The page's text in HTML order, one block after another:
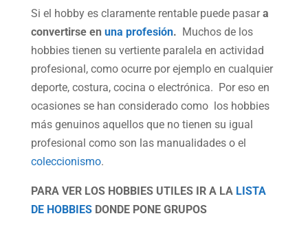
Si el hobby es claramente rentable puede pasara
convertirse en una profesión. Muchos de los
hobbies tienen su vertiente paralela en actividad
profesional, como ocurre por ejemplo en cualquier
deporte, costura, cocina o electrónica. Por eso en
ocasiones se han considerado como los hobbies
más genuinos aquellos que no tienen su igual
profesional como son las manualidades o el
coleccionismo.
PARA VER LOS HOBBIES UTILES IR A LA LISTA
DE HOBBIESDONDE PONE GRUPOS